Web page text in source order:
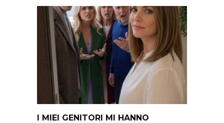
I MIEI GENITORI MI HANNO